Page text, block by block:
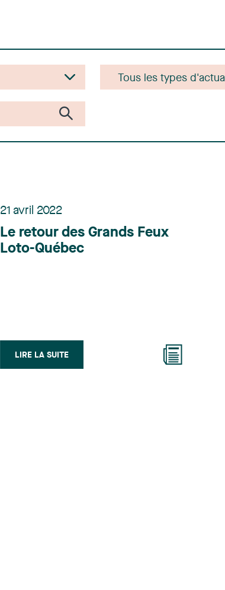
21 avril 2022
Le retour des Grands Feux
Loto-Québec
LIRE LA SUITE